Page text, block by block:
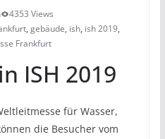
4353 Views
, gebäude, ish, ish 2019,
Frankfurt
ISH 2019
für Wasser,
die Besucher vom